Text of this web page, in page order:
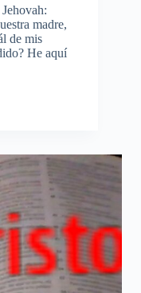
madre,
de mis
He aquí